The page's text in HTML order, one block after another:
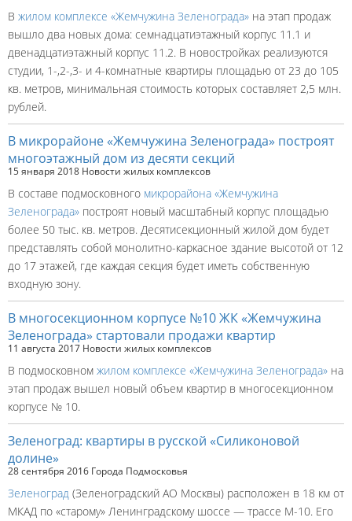
В жилом комплексе «Жемчужина Зеленограда» на этап продаж
вышло два новых дома: семнадцатиэтажный корпус 11.1 и
двенадцатиэтажный корпус 11.2. В новостройках реализуются
студии, 1-,2-,3- и 4-комнатные квартиры площадью от 23 до 105
кв. метров, минимальная стоимость которых составляет 2,5 млн.
рублей.
В микрорайоне «Жемчужина Зеленограда» построят
многоэтажный дом из десяти секций
15 января 2018 Новости жилых комплексов
В составе подмосковного микрорайона «Жемчужина
Зеленограда» построят новый масштабный корпус площадью
более 50 тыс. кв. метров. Десятисекционный жилой дом будет
представлять собой монолитно-каркасное здание высотой от 12
до 17 этажей, где каждая секция будет иметь собственную
входную зону.
В многосекционном корпусе №10 ЖК «Жемчужина
Зеленограда» стартовали продажи квартир
11 августа 2017 Новости жилых комплексов
В подмосковном жилом комплексе «Жемчужина Зеленограда» на
этап продаж вышел новый объем квартир в многосекционном
корпусе № 10.
Зеленоград: квартиры в русской «Силиконовой
долине»
28 сентября 2016 Города Подмосковья
Зеленоград (Зеленоградский АО Москвы) расположен в 18 км от
МКАД по «старому» Ленинградскому шоссе — трассе М-10. Его